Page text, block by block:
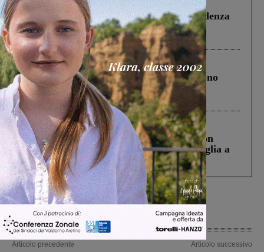
Piscina di Figline finanziata oltre la scadenza
Pnrr, il gruppo di Fratelli d’Italia: “Un
ringraziamento al Governo”
Cronaca 4 Agosto 2026
Un anno fa la strage in A1 in cui morirono
Gianni, Giulia e Franco. Lo schianto, il
processo, lo stop ai sorpassi fra tir....
Cronaca 3 Agosto 2026
Scomparso da una struttura di Castiglion
Fiorentino l’uomo che aveva ucciso la figlia a
Levane nel 2020
Articolo precedente
Articolo successivo